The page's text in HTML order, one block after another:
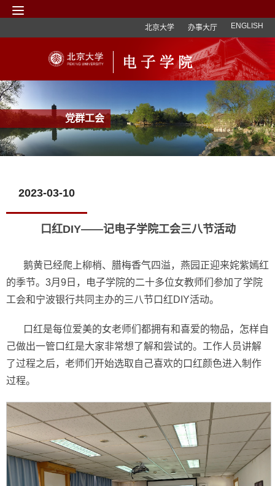
北京大学 办事大厅 ENGLISH
党群工会
2023-03-10
口红DIY——记电子学院工会三八节活动
鹅黄已经爬上柳梢、腊梅香气四溢，燕园正迎来姹紫嫣红
的季节。3月9日，电子学院的二十多位女教师们参加了学院
工会和宁波银行共同主办的三八节口红DIY活动。
口红是每位爱美的女老师们都拥有和喜爱的物品，怎样自
己做出一管口红是大家非常想了解和尝试的。工作人员讲解
了过程之后，老师们开始选取自己喜欢的口红颜色进入制作
过程。